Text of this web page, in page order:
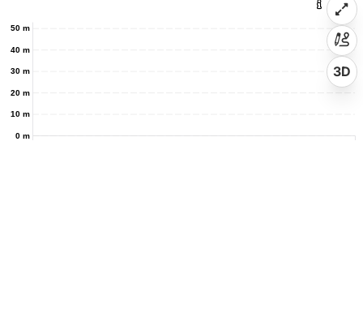
0 m
10 m
20 m
30 m
40 m
50 m
3D